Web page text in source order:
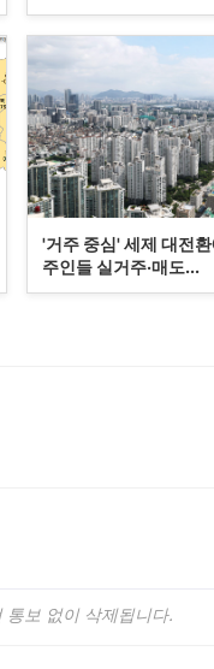
'거주 중심' 세제 대전
주인들 실거주·매도...
통보 없이 삭제됩니다.